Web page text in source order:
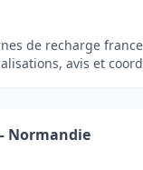
de recharge
avis et
Normandie